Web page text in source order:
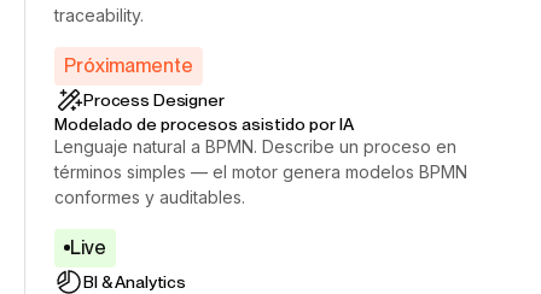
traceability.
Próximamente
Process Designer
Modelado de procesos asistido por IA
Lenguaje natural a BPMN. Describe un proceso en
términos simples — el motor genera modelos BPMN
conformes y auditables.
Live
BI & Analytics